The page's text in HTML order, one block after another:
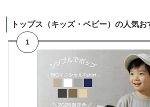
トップス（キッズ・ベビー）の人気
1